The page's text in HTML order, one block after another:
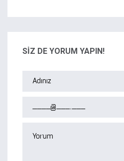
SİZ DE YORUM YAPIN!